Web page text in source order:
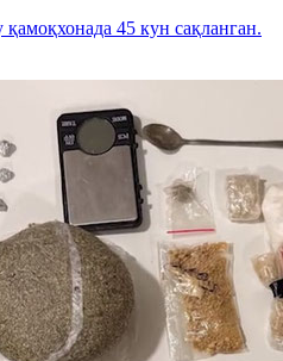
45 кун сақланган.